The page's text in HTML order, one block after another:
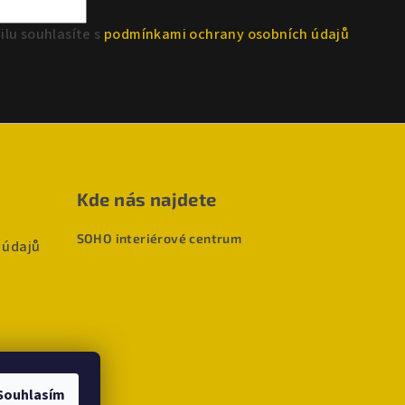
souhlasíte s podmínkami ochrany osobních údajů
Kde nás najdete
SOHO interiérové centrum